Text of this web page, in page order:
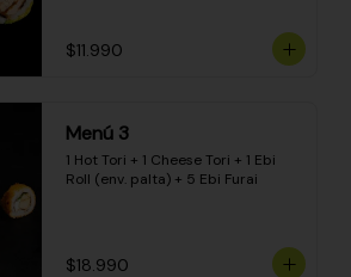
$11.990
Menú 3
1 Hot Tori + 1 Cheese Tori + 1 Ebi
Roll (env. palta) + 5 Ebi Furai
$18.990